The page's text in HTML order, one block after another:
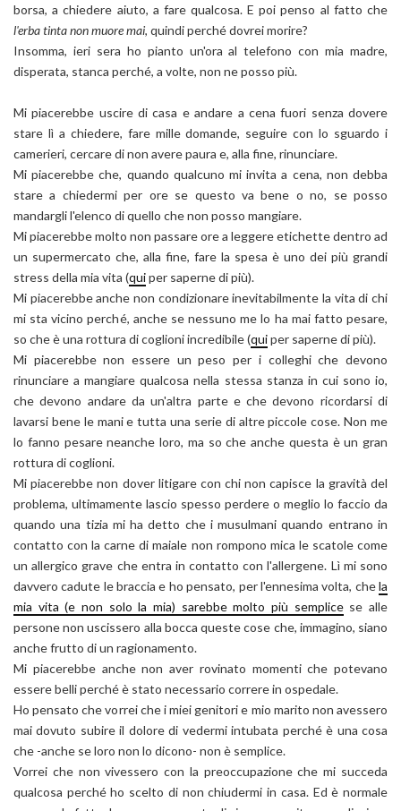
borsa, a chiedere aiuto, a fare qualcosa. E poi penso al fatto che
l'erba tinta non muore mai, quindi perché dovrei morire?
Insomma, ieri sera ho pianto un'ora al telefono con mia madre,
disperata, stanca perché, a volte, non ne posso più.
Mi piacerebbe uscire di casa e andare a cena fuori senza dovere
stare lì a chiedere, fare mille domande, seguire con lo sguardo i
camerieri, cercare di non avere paura e, alla fine, rinunciare.
Mi piacerebbe che, quando qualcuno mi invita a cena, non debba
stare a chiedermi per ore se questo va bene o no, se posso
mandargli l'elenco di quello che non posso mangiare.
Mi piacerebbe molto non passare ore a leggere etichette dentro ad
un supermercato che, alla fine, fare la spesa è uno dei più grandi
stress della mia vita (quiper saperne di più).
Mi piacerebbe anche non condizionare inevitabilmente la vita di chi
mi sta vicino perché, anche se nessuno me lo ha mai fatto pesare,
so che è una rottura di coglioni incredibile (quiper saperne di più).
Mi piacerebbe non essere un peso per i colleghi che devono
rinunciare a mangiare qualcosa nella stessa stanza in cui sono io,
che devono andare da un'altra parte e che devono ricordarsi di
lavarsi bene le mani e tutta una serie di altre piccole cose. Non me
lo fanno pesare neanche loro, ma so che anche questa è un gran
rottura di coglioni.
Mi piacerebbe non dover litigare con chi non capisce la gravità del
problema, ultimamente lascio spesso perdere o meglio lo faccio da
quando una tizia mi ha detto che i musulmani quando entrano in
contatto con la carne di maiale non rompono mica le scatole come
un allergico grave che entra in contatto con l'allergene. Lì mi sono
davvero cadute le braccia e ho pensato, per l'ennesima volta, chela
mia vita (e non solo la mia) sarebbe molto più semplicese alle
persone non uscissero alla bocca queste cose che, immagino, siano
anche frutto di un ragionamento.
Mi piacerebbe anche non aver rovinato momenti che potevano
essere belli perché è stato necessario correre in ospedale.
Ho pensato che vorrei che i miei genitori e mio marito non avessero
mai dovuto subire il dolore di vedermi intubata perché è una cosa
che -anche se loro non lo dicono- non è semplice.
Vorrei che non vivessero con la preoccupazione che mi succeda
qualcosa perché ho scelto di non chiudermi in casa. Ed è normale